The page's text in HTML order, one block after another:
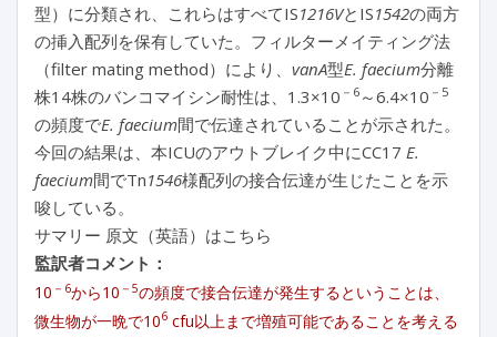
型）に分類され、これらはすべてIS1216VとIS1542の両方
の挿入配列を保有していた。フィルターメイティング法
（filter mating method）により、 vanA型E. faecium分離
株14株のバンコマイシン耐性は、1.3×10 －6 ～6.4×10 －5
の頻度でE. faecium間で伝達されていることが示された。
今回の結果は、本ICUのアウトブレイク中にCC17 E.
faecium間でTn1546様配列の接合伝達が生じたことを示
唆している。
サマリー 原文（英語）はこちら
監訳者コメント：
10 －6から10 －5の頻度で接合伝達が発生するということは、
微生物が一晩で106 cfu以上まで増殖可能であることを考える